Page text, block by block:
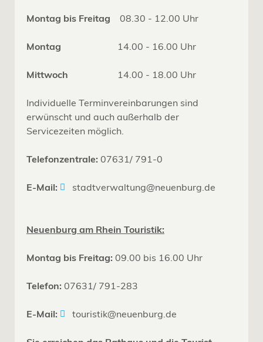
Montag bis Freitag 08.30 - 12.00 Uhr
Montag 14.00 - 16.00 Uhr
Mittwoch 14.00 - 18.00 Uhr
Individuelle Terminvereinbarungen sind
erwünscht und auch außerhalb der
Servicezeiten möglich.
Telefonzentrale: 07631/ 791-0
E-Mail: stadtverwaltung@neuenburg.de
Neuenburg am Rhein Touristik:
Montag bis Freitag: 09.00 bis 16.00 Uhr
Telefon: 07631/ 791-283
E-Mail: touristik@neuenburg.de